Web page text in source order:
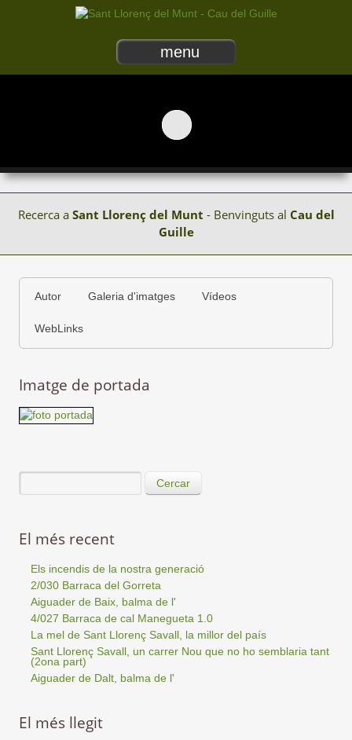
menu
Recerca a Sant Llorenç del Munt - Benvinguts al Cau del
Guille
Autor Galeria d'imatges Vídeos
WebLinks
Imatge de portada
Cercar
El més recent
Els incendis de la nostra generació
2/030 Barraca del Gorreta
Aiguader de Baix, balma de l'
4/027 Barraca de cal Manegueta 1.0
La mel de Sant Llorenç Savall, la millor del país
Sant Llorenç Savall, un carrer Nou que no ho semblaria tant
(2ona part)
Aiguader de Dalt, balma de l'
El més llegit